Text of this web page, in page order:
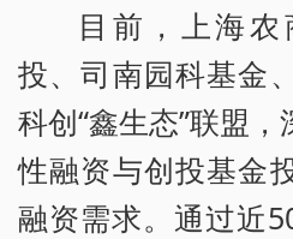
目前，上海
投、司南园科基金
科创“鑫生态”联盟
性融资与创投基金
融资需求。通过近